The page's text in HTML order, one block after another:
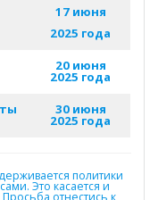
17 июня
2025 года
20 июня
2025 года
30 июня
2025 года
политики
Это касается и